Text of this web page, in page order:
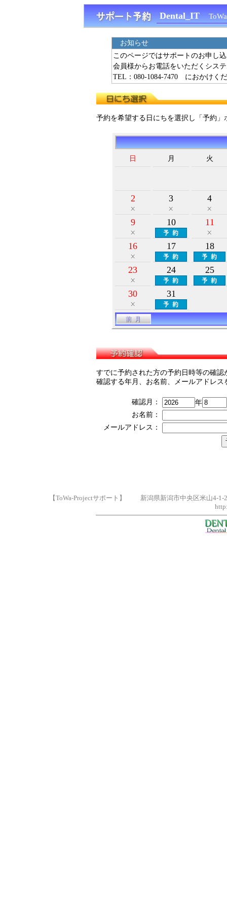
Dental_IT
お知らせ
このページではサポートのお申し
会員様からお電話をいただくシス
TEL：080-1084-7470 におかけく
予約を希望する日にちを選択し「予約
日 月 火
2 3 4
9 10 11
16 17 18
23 24 25
30 31
すでに予約された方の予約日時等の確認
確認する年月、お名前、メールアドレ
確認月：
年
お名前：
メールアドレス：
【ToWa-Projectサポート】 新潟県新潟市中央区米山4-